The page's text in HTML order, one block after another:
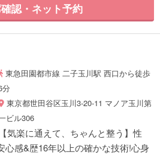
認・ネット予約
東急田園都市線 二子玉川駅 西口から徒歩
分
東京都世田谷区玉川3-20-11 マノア玉川第
ビル306
【気楽に通えて、ちゃんと整う】性
心感&歴16年以上の確かな技術!心身